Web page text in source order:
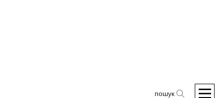
пошук